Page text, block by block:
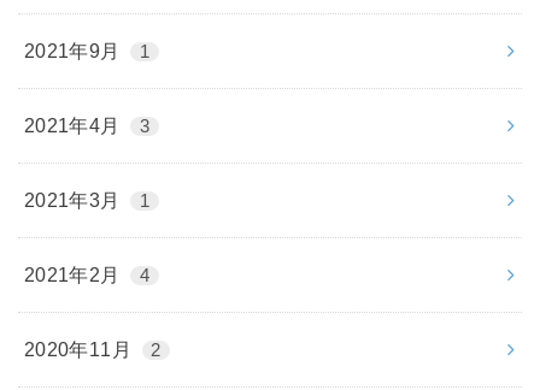
2021年9月 1
2021年4月 3
2021年3月 1
2021年2月 4
2020年11月 2